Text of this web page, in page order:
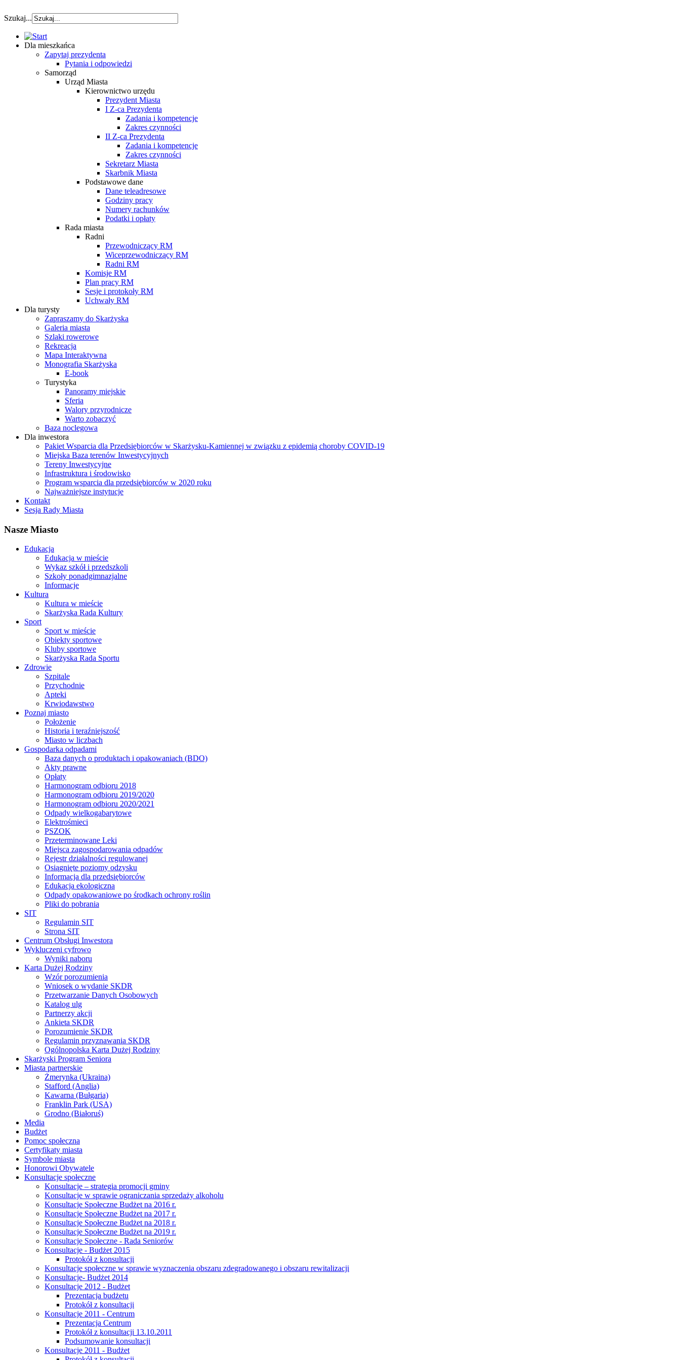
szybka pozyczka
Szukaj...
Dla mieszkańca
Zapytaj prezydenta
Pytania i odpowiedzi
Samorząd
Urząd Miasta
Kierownictwo urzędu
Prezydent Miasta
I Z-ca Prezydenta
Zadania i kompetencje
Zakres czynności
II Z-ca Prezydenta
Zadania i kompetencje
Zakres czynności
Sekretarz Miasta
Skarbnik Miasta
Podstawowe dane
Dane teleadresowe
Godziny pracy
Numery rachunków
Podatki i opłaty
Rada miasta
Radni
Przewodniczący RM
Wiceprzewodniczący RM
Radni RM
Komisje RM
Plan pracy RM
Sesje i protokoły RM
Uchwały RM
Dla turysty
Zapraszamy do Skarżyska
Galeria miasta
Szlaki rowerowe
Rekreacja
Mapa Interaktywna
Monografia Skarżyska
E-book
Turystyka
Panoramy miejskie
Sferia
Walory przyrodnicze
Warto zobaczyć
Baza noclegowa
Dla inwestora
Pakiet Wsparcia dla Przedsiębiorców w Skarżysku-Kamiennej w związku z epidemią choroby COVID-19
Miejska Baza terenów Inwestycyjnych
Tereny Inwestycyjne
Infrastruktura i środowisko
Program wsparcia dla przedsiębiorców w 2020 roku
Najważniejsze instytucje
Kontakt
Sesja Rady Miasta
Nasze Miasto
Edukacja
Edukacja w mieście
Wykaz szkół i przedszkoli
Szkoły ponadgimnazjalne
Informacje
Kultura
Kultura w mieście
Skarżyska Rada Kultury
Sport
Sport w mieście
Obiekty sportowe
Kluby sportowe
Skarżyska Rada Sportu
Zdrowie
Szpitale
Przychodnie
Apteki
Krwiodawstwo
Poznaj miasto
Położenie
Historia i teraźniejszość
Miasto w liczbach
Gospodarka odpadami
Baza danych o produktach i opakowaniach (BDO)
Akty prawne
Opłaty
Harmonogram odbioru 2018
Harmonogram odbioru 2019/2020
Harmonogram odbioru 2020/2021
Odpady wielkogabarytowe
Elektrośmieci
PSZOK
Przeterminowane Leki
Miejsca zagospodarowania odpadów
Rejestr działalności regulowanej
Osiągnięte poziomy odzysku
Informacja dla przedsiębiorców
Edukacja ekologiczna
Odpady opakowaniowe po środkach ochrony roślin
Pliki do pobrania
SIT
Regulamin SIT
Strona SIT
Centrum Obsługi Inwestora
Wykluczeni cyfrowo
Wyniki naboru
Karta Dużej Rodziny
Wzór porozumienia
Wniosek o wydanie SKDR
Przetwarzanie Danych Osobowych
Katalog ulg
Partnerzy akcji
Ankieta SKDR
Porozumienie SKDR
Regulamin przyznawania SKDR
Ogólnopolska Karta Dużej Rodziny
Skarżyski Program Seniora
Miasta partnerskie
Żmerynka (Ukraina)
Stafford (Anglia)
Kawarna (Bułgaria)
Franklin Park (USA)
Grodno (Białoruś)
Media
Budżet
Pomoc społeczna
Certyfikaty miasta
Symbole miasta
Honorowi Obywatele
Konsultacje społeczne
Konsultacje – strategia promocji gminy
Konsultacje w sprawie ograniczania sprzedaży alkoholu
Konsultacje Społeczne Budżet na 2016 r.
Konsultacje Społeczne Budżet na 2017 r.
Konsultacje Społeczne Budżet na 2018 r.
Konsultacje Społeczne Budżet na 2019 r.
Konsultacje Społeczne - Rada Seniorów
Konsultacje - Budżet 2015
Protokół z konsultacji
Konsultacje społeczne w sprawie wyznaczenia obszaru zdegradowanego i obszaru rewitalizacji
Konsultacje- Budżet 2014
Konsultacje 2012 - Budżet
Prezentacja budżetu
Protokół z konsultacji
Konsultacje 2011 - Centrum
Prezentacja Centrum
Protokół z konsultacji 13.10.2011
Podsumowanie konsultacji
Konsultacje 2011 - Budżet